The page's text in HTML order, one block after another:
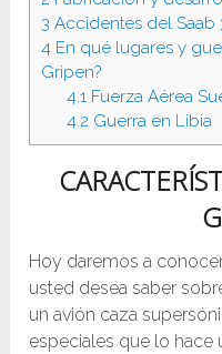
3 Accidentes del Saab
4 En qué lugares y
Gripen?
4.1Fuerza Aérea
4.2 Guerra en Libia
Hoy daremos a
usted desea saber
un avión caza
especiales que lo hace